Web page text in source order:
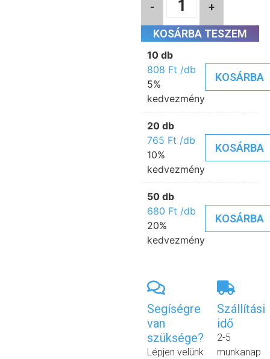
- +
KOSÁRBA TESZEM
10 db
808 Ft /db
5%
kedvezmény
KOSÁRBA
20 db
765 Ft /db
10%
kedvezmény
KOSÁRBA
50 db
680 Ft /db
20%
kedvezmény
KOSÁRBA
Segíségre
van
szüksége?
Lépjen velünk
Szállítási
idő
2-5
munkanap